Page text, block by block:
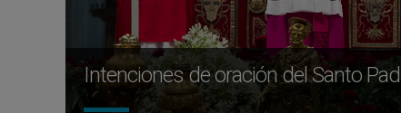
Intenciones de oración del Santo